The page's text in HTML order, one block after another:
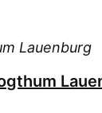
Lauenburg